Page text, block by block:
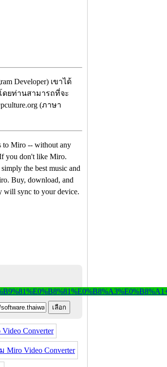
Developer) เขาได้
ดยท่านสามารถที่จะ
(ภาษา
to Miro -- without any
you don't like Miro.
the best music and
Buy, download, and
will sync to your device.
Converter
Video Converter